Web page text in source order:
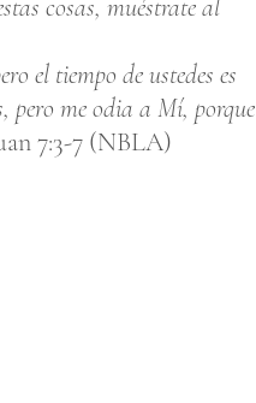
cosas, muéstrate al
el tiempo de ustedes es
pero me odia a Mí, porque
7:3-7 (NBLA)